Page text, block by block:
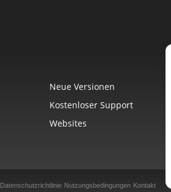
Neue Versionen
Kostenloser Support
Websites
Datenschutzrichtlinie Nutzungsbedingungen Kontakt